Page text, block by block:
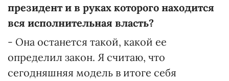
президент и в руках которого находится
вся исполнительная власть?
- Она останется такой, какой ее
определил закон. Я считаю, что
сегодняшняя модель в итоге себя